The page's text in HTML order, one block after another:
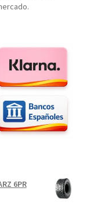
6PR